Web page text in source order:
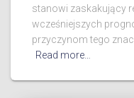
stanowi zaskakujący
wcześniejszych
przyczynom tego
Read more…